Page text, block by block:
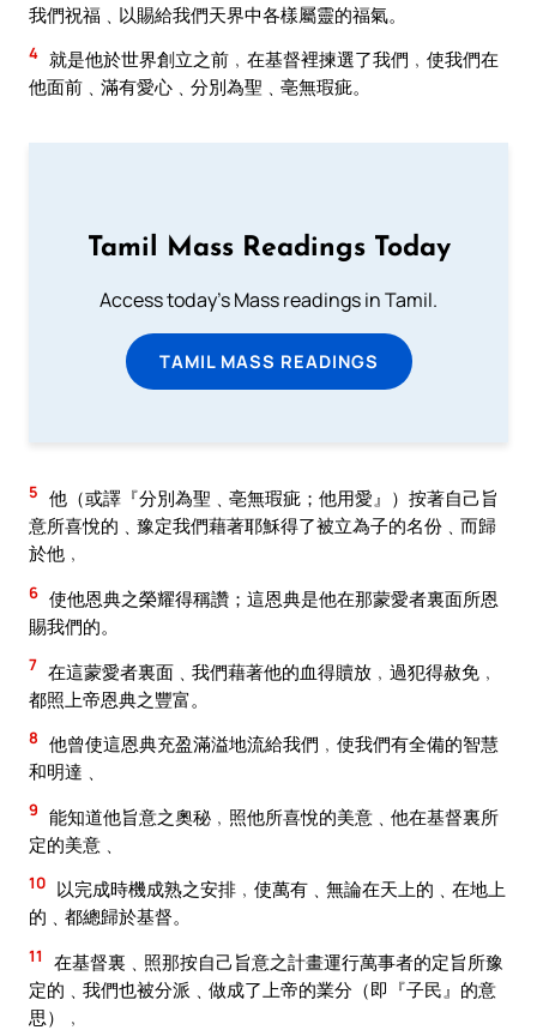
我們祝福﹑以賜給我們天界中各樣屬靈的福氣。
4 就是他於世界創立之前﹐在基督裡揀選了我們﹐使我們在
他面前﹑滿有愛心﹑分別為聖﹑亳無瑕疵。
Tamil Mass Readings Today
Access today's Mass readings in Tamil.
TAMIL MASS READINGS
5 他（或譯『分別為聖﹑亳無瑕疵；他用愛』）按著自己旨
意所喜悅的﹑豫定我們藉著耶穌得了被立為子的名份﹑而歸
於他﹐
6 使他恩典之榮耀得稱讚；這恩典是他在那蒙愛者裏面所恩
賜我們的。
7 在這蒙愛者裏面﹑我們藉著他的血得贖放﹐過犯得赦免﹐
都照上帝恩典之豐富。
8 他曾使這恩典充盈滿溢地流給我們﹐使我們有全備的智慧
和明達﹑
9 能知道他旨意之奧秘﹐照他所喜悅的美意﹑他在基督裏所
定的美意﹑
10 以完成時機成熟之安排﹐使萬有﹑無論在天上的﹑在地上
的﹑都總歸於基督。
11
在基督裏﹑照那按自己旨意之計畫運行萬事者的定旨所豫
定的﹑我們也被分派﹑做成了上帝的業分（即『子民』的意
思）﹐